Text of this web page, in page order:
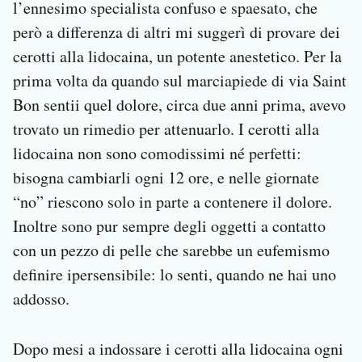
l’ennesimo specialista confuso e spaesato, che
però a differenza di altri mi suggerì di provare dei
cerotti alla lidocaina, un potente anestetico. Per la
prima volta da quando sul marciapiede di via Saint
Bon sentii quel dolore, circa due anni prima, avevo
trovato un rimedio per attenuarlo. I cerotti alla
lidocaina non sono comodissimi né perfetti:
bisogna cambiarli ogni 12 ore, e nelle giornate
“no” riescono solo in parte a contenere il dolore.
Inoltre sono pur sempre degli oggetti a contatto
con un pezzo di pelle che sarebbe un eufemismo
definire ipersensibile: lo senti, quando ne hai uno
addosso.
Dopo mesi a indossare i cerotti alla lidocaina ogni